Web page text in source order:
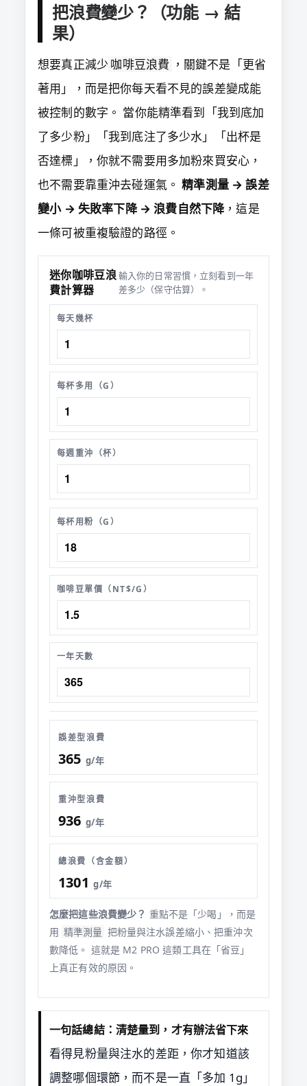
把浪費變少？（功能 → 結
果）
想要真正減少 咖啡豆浪費 ，關鍵不是「更省
著用」，而是把你每天看不見的誤差變成能
被控制的數字。 當你能精準看到「我到底加
了多少粉」「我到底注了多少水」「出杯是
否達標」，你就不需要用多加粉來買安心，
也不需要靠重沖去碰運氣。精準測量 → 誤差
變小 → 失敗率下降 → 浪費自然下降，這是
一條可被重複驗證的路徑。
迷你咖啡豆浪
費計算器
輸入你的日常習慣，立刻看到一年
差多少（保守估算）。
每天幾杯
每杯多用（G）
每週重沖（杯）
每杯用粉（G）
咖啡豆單價（NT$/G）
一年天數
誤差型浪費
365 g/年
重沖型浪費
936 g/年
總浪費（含金額）
1301 g/年
怎麼把這些浪費變少？ 重點不是「少喝」，而是
用 精準測量 把粉量與注水誤差縮小、把重沖次
數降低。 這就是 M2 PRO 這類工具在「省豆」
上真正有效的原因。
一句話總結：清楚量到，才有辦法省下來
看得見粉量與注水的差距，你才知道該
調整哪個環節，而不是一直「多加 1g」